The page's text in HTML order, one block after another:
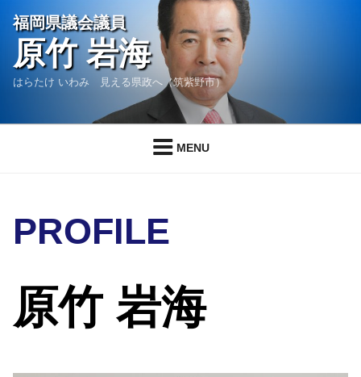
福岡県議会議員
原竹 岩海
はらたけ いわみ 見える県政へ（筑紫野市）
MENU
PROFILE
原竹 岩海